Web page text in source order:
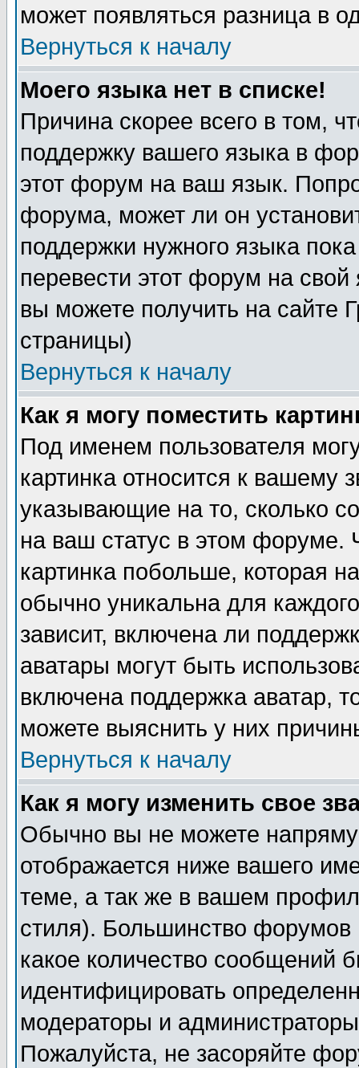
может появляться разница в
Вернуться к началу
Моего языка нет в списке!
Причина скорее всего в том,
поддержку вашего языка в
этот форум на ваш язык.
форума, может ли он
поддержки нужного языка
перевести этот форум на
вы можете получить на сайте
страницы)
Вернуться к началу
Как я могу поместить
Под именем пользователя
картинка относится к вашему
указывающие на то, сколько
на ваш статус в этом форуме.
картинка побольше, которая
обычно уникальна для
зависит, включена ли
аватары могут быть
включена поддержка аватар,
можете выяснить у них
Вернуться к началу
Как я могу изменить свое
Обычно вы не можете
отображается ниже вашего
теме, а так же в вашем
стиля). Большинство форумов
какое количество сообщений
идентифицировать
модераторы и
Пожалуйста, не засоряйте